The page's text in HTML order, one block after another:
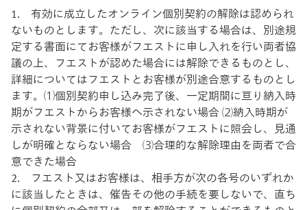
1. 有効に成立したオンライン個別契約の解除は認められ
ないものとします。ただし、次に該当する場合は、別途規
定する書面にてお客様がフエストに申し入れを行い両者協
議の上、フエストが認めた場合には解除できるものとし、
詳細についてはフエストとお客様が別途合意するものとし
ます。⑴個別契約申し込み完了後、一定期間に亘り納入時
期がフエストからお客様へ示されない場合 ⑵納入時期が
示されない背景に付いてお客様がフエストに照会し、見通
しが明確とならない場合 ⑶合理的な解除理由を両者で合
意できた場合
2. フエスト又はお客様は、相手方が次の各号のいずれか
に該当したときは、催告その他の手続を要しないで、直ち